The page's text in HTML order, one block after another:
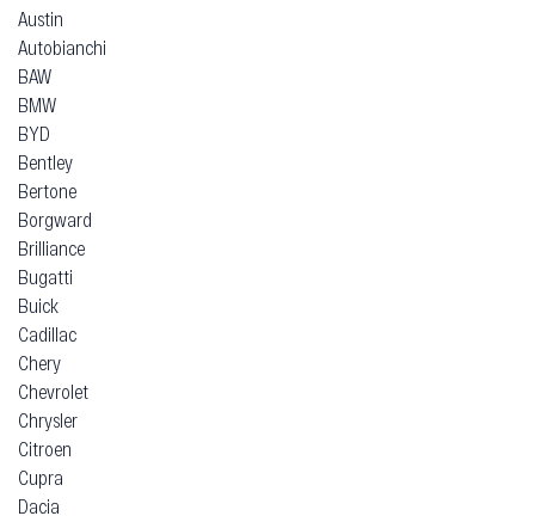
Austin
Autobianchi
BAW
BMW
BYD
Bentley
Bertone
Borgward
Brilliance
Bugatti
Buick
Cadillac
Chery
Chevrolet
Chrysler
Citroen
Cupra
Dacia